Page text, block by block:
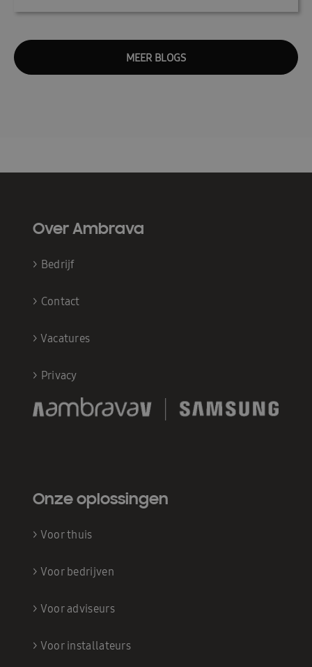
MEER BLOGS
Over Ambrava
> Bedrijf
> Contact
> Vacatures
> Privacy
Onze oplossingen
> Voor thuis
> Voor bedrijven
> Voor adviseurs
> Voor installateurs